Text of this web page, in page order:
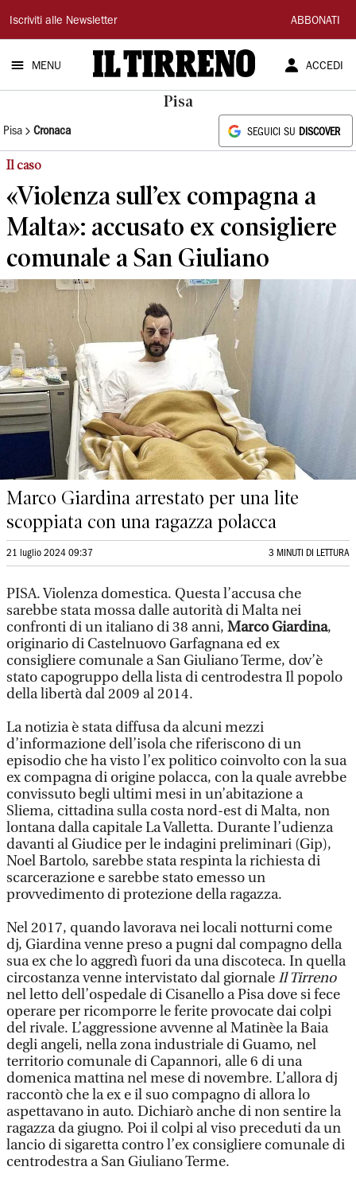
Il
Tirreno
Iscriviti alle Newsletter ABBONATI
MENU ACCEDI
Pisa
Pisa Cronaca SEGUICI SU DISCOVER
Il caso
«Violenza sull’ex compagna a
Malta»: accusato ex consigliere
comunale a San Giuliano
Marco Giardina arrestato per una lite
scoppiata con una ragazza polacca
21 luglio 2024 09:37 3 MINUTI DI LETTURA
PISA. Violenza domestica. Questa l’accusa che
sarebbe stata mossa dalle autorità di Malta nei
confronti di un italiano di 38 anni, Marco Giardina,
originario di Castelnuovo Garfagnana ed ex
consigliere comunale a San Giuliano Terme, dov’è
stato capogruppo della lista di centrodestra Il popolo
della libertà dal 2009 al 2014.
La notizia è stata diffusa da alcuni mezzi
d’informazione dell’isola che riferiscono di un
episodio che ha visto l’ex politico coinvolto con la sua
ex compagna di origine polacca, con la quale avrebbe
convissuto begli ultimi mesi in un’abitazione a
Sliema, cittadina sulla costa nord-est di Malta, non
lontana dalla capitale La Valletta. Durante l’udienza
davanti al Giudice per le indagini preliminari (Gip),
Noel Bartolo, sarebbe stata respinta la richiesta di
scarcerazione e sarebbe stato emesso un
provvedimento di protezione della ragazza.
Nel 2017, quando lavorava nei locali notturni come
dj, Giardina venne preso a pugni dal compagno della
sua ex che lo aggredì fuori da una discoteca. In quella
circostanza venne intervistato dal giornaleIl Tirreno
nel letto dell’ospedale di Cisanello a Pisa dove si fece
operare per ricomporre le ferite provocate dai colpi
del rivale. L’aggressione avvenne al Matinèe la Baia
degli angeli, nella zona industriale di Guamo, nel
territorio comunale di Capannori, alle 6 di una
domenica mattina nel mese di novembre. L’allora dj
raccontò che la ex e il suo compagno di allora lo
aspettavano in auto. Dichiarò anche di non sentire la
ragazza da giugno. Poi il colpi al viso preceduti da un
lancio di sigaretta contro l’ex consigliere comunale di
centrodestra a San Giuliano Terme.